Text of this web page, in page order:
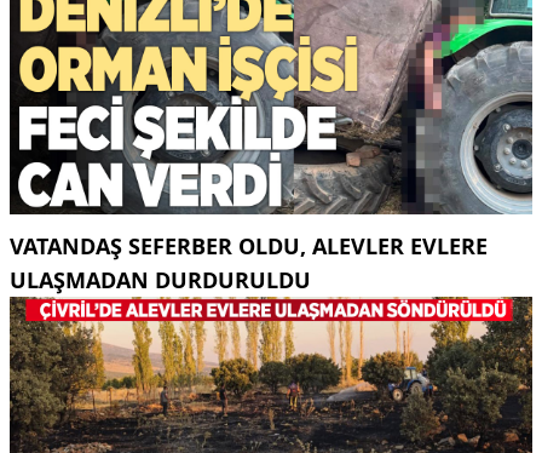
VATANDAŞ SEFERBER OLDU, ALEVLER EVLERE
ULAŞMADAN DURDURULDU